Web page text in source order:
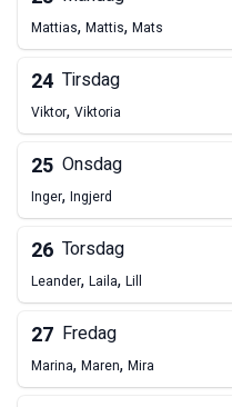
Mattias, Mattis, Mats
24 Tirsdag
Viktor, Viktoria
25 Onsdag
Inger, Ingjerd
26 Torsdag
Leander, Laila, Lill
27 Fredag
Marina, Maren, Mira